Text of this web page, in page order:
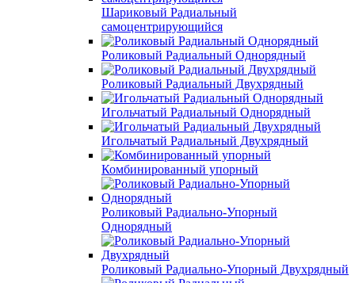
Шариковый Радиальный
самоцентрирующийся
Роликовый Радиальный Однорядный
Роликовый Радиальный Двухрядный
Игольчатый Радиальный Однорядный
Игольчатый Радиальный Двухрядный
Комбинированный упорный
Роликовый Радиально-Упорный
Однорядный
Роликовый Радиально-Упорный Двухрядный